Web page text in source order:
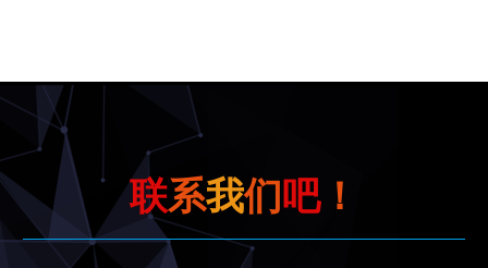
联系我们吧！